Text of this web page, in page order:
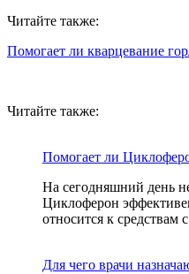
Читайте также:
Помогает ли кварцевание
Читайте также:
Помогает ли
На сегодняшний день
Циклоферон
относится к средствам
Для чего врачи